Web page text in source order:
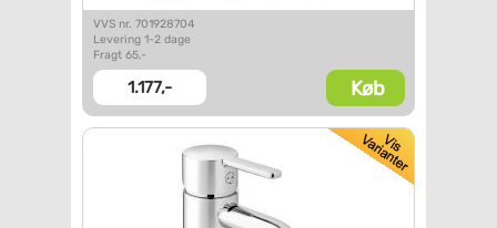
VVS nr. 701928704
Levering 1-2 dage
Fragt 65,-
1.177,- Køb